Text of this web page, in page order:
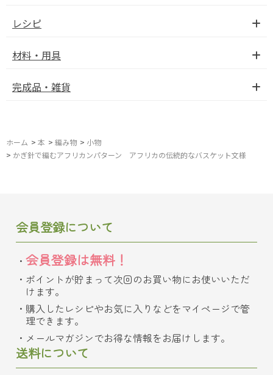
レシピ
材料・用具
完成品・雑貨
ホーム > 本 > 編み物 > 小物
> かぎ針で編むアフリカンパターン アフリカの伝統的なバスケット文様
会員登録について
会員登録は無料！
ポイントが貯まって次回のお買い物にお使いいただ
けます。
購入したレシピやお気に入りなどをマイページで管
理できます。
メールマガジンでお得な情報をお届けします。
送料について